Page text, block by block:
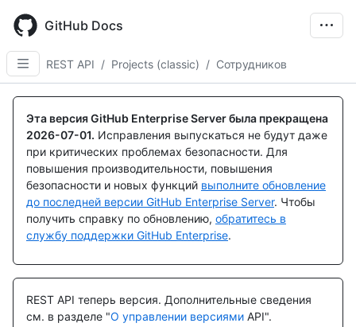
main
content
GitHub Docs
REST API / Projects (classic) / Сотрудников
Эта версия GitHub Enterprise Server была прекращена
2026-07-01. Исправления выпускаться не будут даже
при критических проблемах безопасности. Для
повышения производительности, повышения
безопасности и новых функций выполните обновление
до последней версии GitHub Enterprise Server. Чтобы
получить справку по обновлению, обратитесь в
службу поддержки GitHub Enterprise.
REST API теперь версия. Дополнительные сведения
см. в разделе "О управлении версиями API".
Имя., Тип,
Description
Имя., Тип,
Description
Имя., Тип,
Description
Имя., Тип,
Description
Имя., Тип,
Description
Имя., Тип,
Description
Имя., Тип,
Description
Имя., Тип,
Description
Имя., Тип,
Description
Имя., Тип,
Description